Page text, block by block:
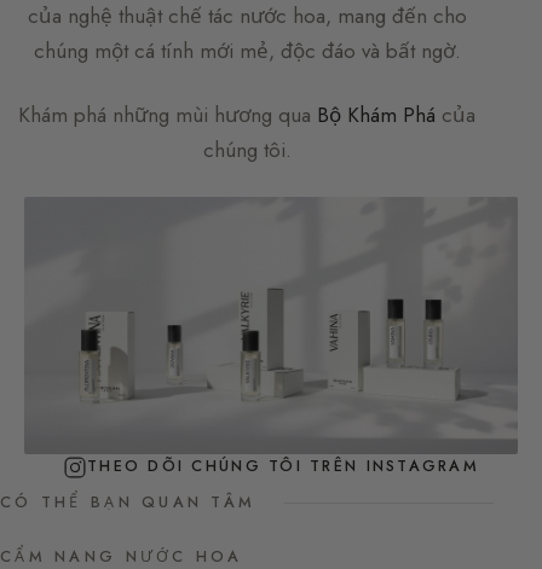
của nghệ thuật chế tác nước hoa, mang đến cho
chúng một cá tính mới mẻ, độc đáo và bất ngờ.
Khám phá những mùi hương qua Bộ Khám Phá của
chúng tôi.
THEO DÕI CHÚNG TÔI TRÊN INSTAGRAM
CÓ THỂ BẠN QUAN TÂM
CẨM NANG NƯỚC HOA